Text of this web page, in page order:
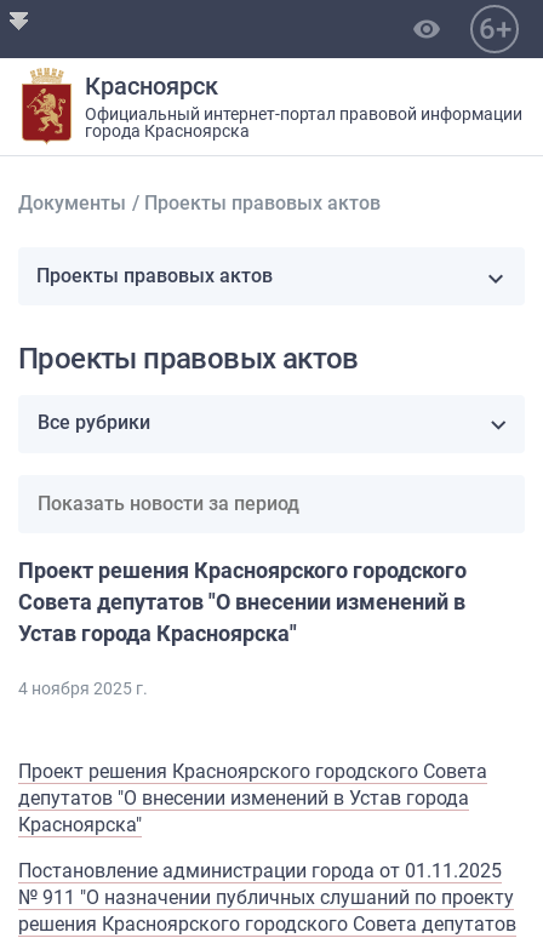
visibility 6+
Красноярск
Официальный интернет-портал правовой информации
города Красноярска
Документы / Проекты правовых актов
Проекты правовых актов
Все рубрики
Проект решения Красноярского городского
Совета депутатов "О внесении изменений в
Устав города Красноярска"
4 ноября 2025 г.
Проект решения Красноярского городского Совета
депутатов "О внесении изменений в Устав города
Красноярска"
Постановление администрации города от 01.11.2025
№ 911 "О назначении публичных слушаний по проекту
решения Красноярского городского Совета депутатов
Проекты правовых актов